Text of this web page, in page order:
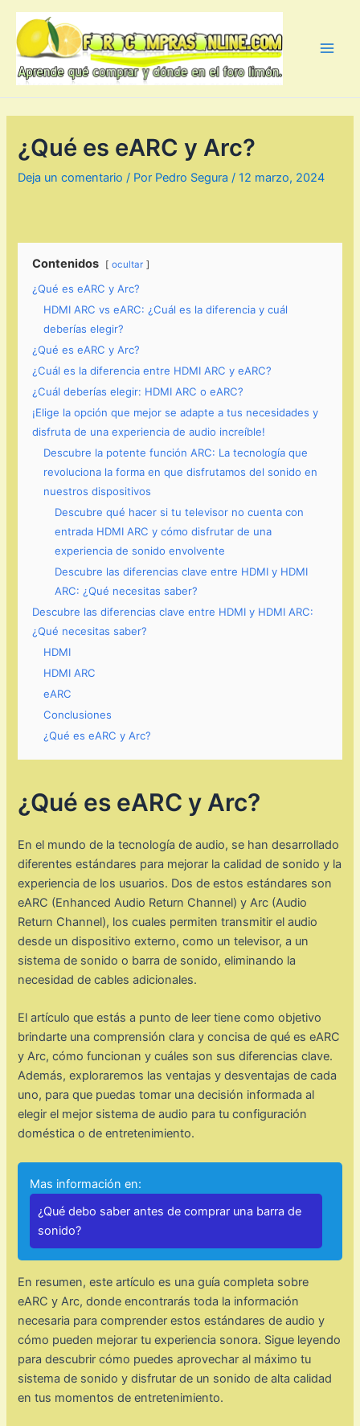
contenido
¿Qué es eARC y Arc?
Deja un comentario / Por Pedro Segura /12 marzo, 2024
Contenidos ocultar
¿Qué es eARC y Arc?
HDMI ARC vs eARC: ¿Cuál es la diferencia y cuál
deberías elegir?
¿Qué es eARC y Arc?
¿Cuál es la diferencia entre HDMI ARC y eARC?
¿Cuál deberías elegir: HDMI ARC o eARC?
¡Elige la opción que mejor se adapte a tus necesidades y
disfruta de una experiencia de audio increíble!
Descubre la potente función ARC: La tecnología que
revoluciona la forma en que disfrutamos del sonido en
nuestros dispositivos
Descubre qué hacer si tu televisor no cuenta con
entrada HDMI ARC y cómo disfrutar de una
experiencia de sonido envolvente
Descubre las diferencias clave entre HDMI y HDMI
ARC: ¿Qué necesitas saber?
Descubre las diferencias clave entre HDMI y HDMI ARC:
¿Qué necesitas saber?
HDMI
HDMI ARC
eARC
Conclusiones
¿Qué es eARC y Arc?
¿Qué es eARC y Arc?
En el mundo de la tecnología de audio, se han desarrollado
diferentes estándares para mejorar la calidad de sonido y la
experiencia de los usuarios. Dos de estos estándares son
eARC (Enhanced Audio Return Channel) y Arc (Audio
Return Channel), los cuales permiten transmitir el audio
desde un dispositivo externo, como un televisor, a un
sistema de sonido o barra de sonido, eliminando la
necesidad de cables adicionales.
El artículo que estás a punto de leer tiene como objetivo
brindarte una comprensión clara y concisa de qué es eARC
y Arc, cómo funcionan y cuáles son sus diferencias clave.
Además, exploraremos las ventajas y desventajas de cada
uno, para que puedas tomar una decisión informada al
elegir el mejor sistema de audio para tu configuración
doméstica o de entretenimiento.
Mas información en:
¿Qué debo saber antes de comprar una barra de
sonido?
En resumen, este artículo es una guía completa sobre
eARC y Arc, donde encontrarás toda la información
necesaria para comprender estos estándares de audio y
cómo pueden mejorar tu experiencia sonora. Sigue leyendo
para descubrir cómo puedes aprovechar al máximo tu
sistema de sonido y disfrutar de un sonido de alta calidad
en tus momentos de entretenimiento.